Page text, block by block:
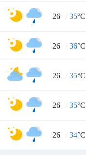
26 / 35°C
26 / 36°C
26 / 35°C
26 / 35°C
26 / 34°C